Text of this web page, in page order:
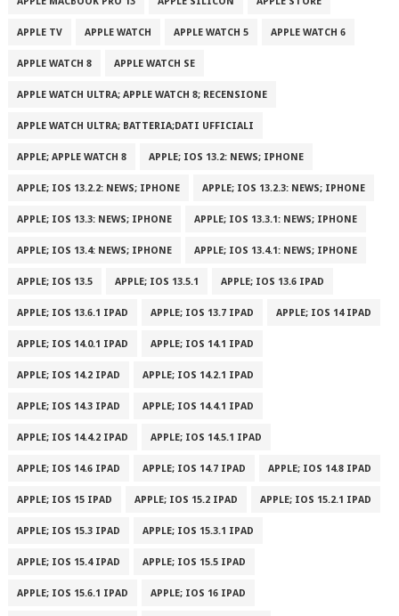
APPLE TV APPLE WATCH APPLE WATCH 5 APPLE WATCH 6
APPLE WATCH 8 APPLE WATCH SE
APPLE WATCH ULTRA; APPLE WATCH 8; RECENSIONE
APPLE WATCH ULTRA; BATTERIA;DATI UFFICIALI
APPLE; APPLE WATCH 8 APPLE; IOS 13.2: NEWS; IPHONE
APPLE; IOS 13.2.2: NEWS; IPHONE APPLE; IOS 13.2.3: NEWS; IPHONE
APPLE; IOS 13.3: NEWS; IPHONE APPLE; IOS 13.3.1: NEWS; IPHONE
APPLE; IOS 13.4: NEWS; IPHONE APPLE; IOS 13.4.1: NEWS; IPHONE
APPLE; IOS 13.5 APPLE; IOS 13.5.1 APPLE; IOS 13.6 IPAD
APPLE; IOS 13.6.1 IPAD APPLE; IOS 13.7 IPAD APPLE; IOS 14 IPAD
APPLE; IOS 14.0.1 IPAD APPLE; IOS 14.1 IPAD
APPLE; IOS 14.2 IPAD APPLE; IOS 14.2.1 IPAD
APPLE; IOS 14.3 IPAD APPLE; IOS 14.4.1 IPAD
APPLE; IOS 14.4.2 IPAD APPLE; IOS 14.5.1 IPAD
APPLE; IOS 14.6 IPAD APPLE; IOS 14.7 IPAD APPLE; IOS 14.8 IPAD
APPLE; IOS 15 IPAD APPLE; IOS 15.2 IPAD APPLE; IOS 15.2.1 IPAD
APPLE; IOS 15.3 IPAD APPLE; IOS 15.3.1 IPAD
APPLE; IOS 15.4 IPAD APPLE; IOS 15.5 IPAD
APPLE; IOS 15.6.1 IPAD APPLE; IOS 16 IPAD